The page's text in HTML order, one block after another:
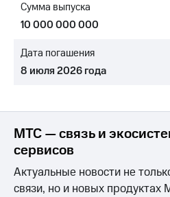
Новости
в
и акционерам
Корпоративное
Корпоративный
секретарь
Раскрытие
информации
Информация
акционерам
Документы
Сумма выпуска
10 000 000 000
Дата погашения
8 июля 2026 года
МТС — связь и
сервисов
Актуальные новости не
связи, но и новых